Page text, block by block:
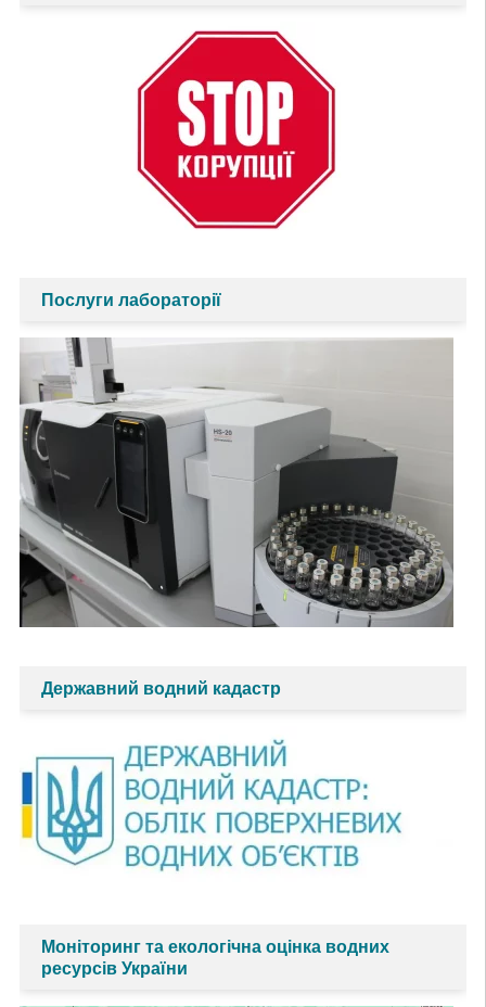
Послуги лабораторії
Державний водний кадастр
Моніторинг та екологічна оцінка водних
ресурсів України